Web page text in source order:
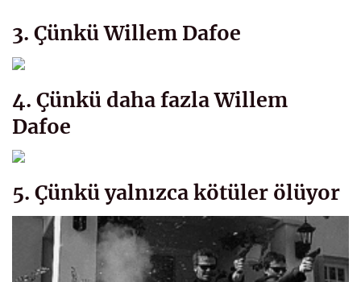
3. Çünkü Willem Dafoe
4. Çünkü daha fazla Willem
Dafoe
5. Çünkü yalnızca kötüler ölüyor